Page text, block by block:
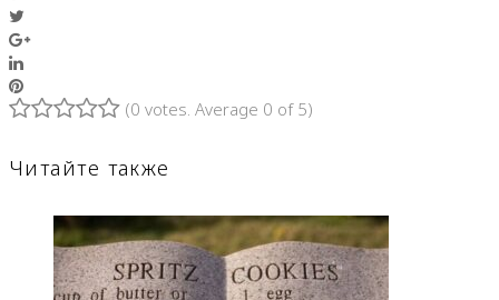
Google+
LinkedIn
Pinterest
(0 votes. Average 0 of 5)
Читайте также